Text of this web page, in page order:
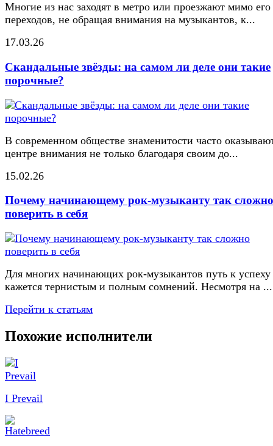
Многие из нас заходят в метро или проезжают мимо его
переходов, не обращая внимания на музыкантов, к...
17.03.26
Скандальные звёзды: на самом ли деле они такие
порочные?
В современном обществе знаменитости часто
центре внимания не только благодаря своим до...
15.02.26
Почему начинающему рок-музыканту так сложно
поверить в себя
Для многих начинающих рок-музыкантов путь к успеху
кажется тернистым и полным сомнений. Несмотря на ...
Перейти к статьям
Похожие исполнители
I Prevail